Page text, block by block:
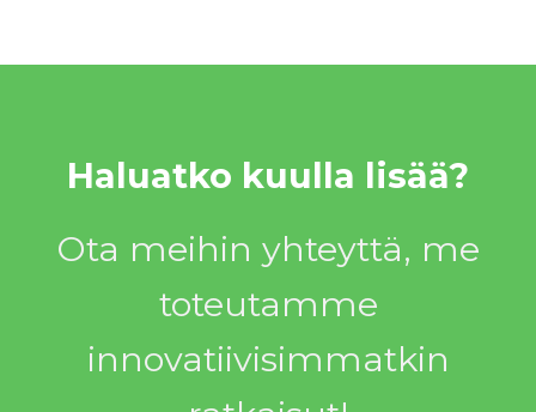
Haluatko kuulla lisää?
Ota meihin yhteyttä, me
toteutamme
innovatiivisimmatkin